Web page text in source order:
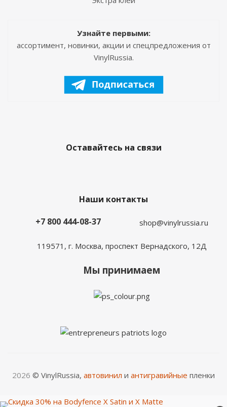
Узнайте первыми:
ассортимент, новинки, акции и спецпредложения от
VinylRussia.
Оставайтесь на связи
Наши контакты
+7 800 444-08-37
shop@vinylrussia.ru
119571, г. Москва, проспект Вернадского, 12Д
Мы принимаем
2026 © VinylRussia, автовинил и антигравийные пленки